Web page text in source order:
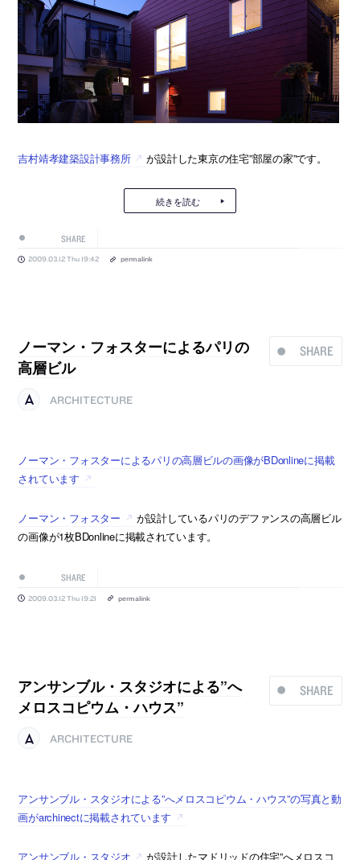
吉村靖孝建築設計事務所 が設計した東京の住宅”部屋の家”です。
続きを読む
SHARE
2009.03.12 Thu 19:42 permalink
SHARE
ノーマン・フォスターによるパリの
高層ビル
ARCHITECTURE
ノーマン・フォスターによるパリの高層ビルの画像がBDonlineに掲載
されています
ノーマン・フォスター
が設計しているパリのデファンスの高層ビル
の画像が1枚BDonlineに掲載されています。
SHARE
2009.03.12 Thu 19:21 permalink
SHARE
アンサンブル・スタジオによる”へ
メロスコピウム・ハウス”
ARCHITECTURE
アンサンブル・スタジオによる”へメロスコピウム・ハウス”の写真と動
画がarchinectに掲載されています
アンサンブル・スタジオ が設計したマドリッドの住宅”へメロスコ